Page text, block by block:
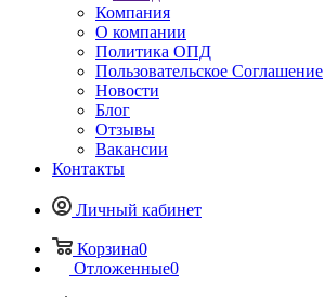
Компания
О компании
Политика ОПД
Пользовательское Соглашение
Новости
Блог
Отзывы
Вакансии
Контакты
Личный кабинет
Корзина0
Отложенные0